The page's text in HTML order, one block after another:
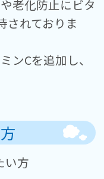
老化防止にビタ
されておりま
ンCを追加し、
い方